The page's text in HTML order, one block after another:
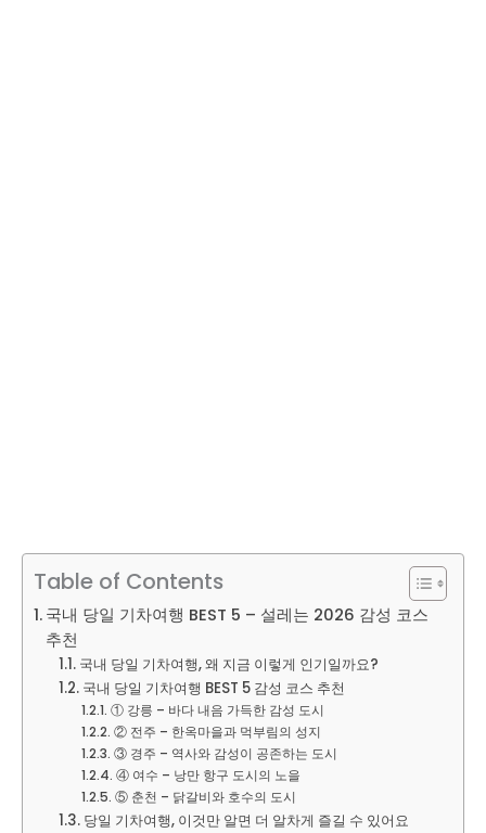
Table of Contents
국내 당일 기차여행 BEST 5 – 설레는 2026 감성 코스
추천
국내 당일 기차여행, 왜 지금 이렇게 인기일까요?
국내 당일 기차여행 BEST 5 감성 코스 추천
① 강릉 – 바다 내음 가득한 감성 도시
② 전주 – 한옥마을과 먹부림의 성지
③ 경주 – 역사와 감성이 공존하는 도시
④ 여수 – 낭만 항구 도시의 노을
⑤ 춘천 – 닭갈비와 호수의 도시
당일 기차여행, 이것만 알면 더 알차게 즐길 수 있어요